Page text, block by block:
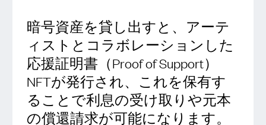
暗号資産を貸し出すと、アーテ
ィストとコラボレーションした
応援証明書（Proof of Support）
NFTが発行され、これを保有す
ることで利息の受け取りや元本
の償還請求が可能になります。